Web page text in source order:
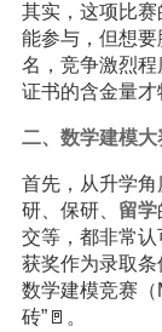
其实，这项比
能参与，但想
名，竞争激烈程
证书的含金量才
二、数学建模
首先，从升学
研、保研、 留学
交等，都非常
获奖作为录取
数学建模竞赛（
砖”🚪。